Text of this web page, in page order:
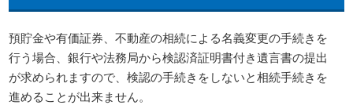
預貯金や有価証券、不動産の相続による名義変更の手続きを
行う場合、銀行や法務局から検認済証明書付き遺言書の提出
が求められますので、検認の手続きをしないと相続手続きを
進めることが出来ません。